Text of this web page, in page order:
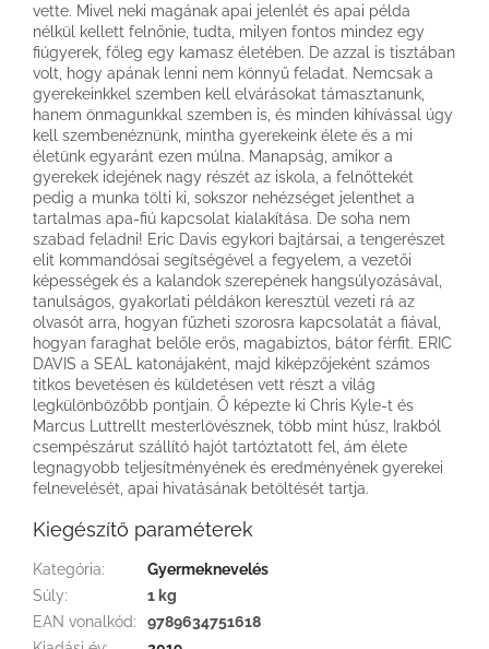
vette. Mivel neki magának apai jelenlét és apai példa
nélkül kellett felnőnie, tudta, milyen fontos mindez egy
fiúgyerek, főleg egy kamasz életében. De azzal is tisztában
volt, hogy apának lenni nem könnyű feladat. Nemcsak a
gyerekeinkkel szemben kell elvárásokat támasztanunk,
hanem önmagunkkal szemben is, és minden kihívással úgy
kell szembenéznünk, mintha gyerekeink élete és a mi
életünk egyaránt ezen múlna. Manapság, amikor a
gyerekek idejének nagy részét az iskola, a felnőttekét
pedig a munka tölti ki, sokszor nehézséget jelenthet a
tartalmas apa-fiú kapcsolat kialakítása. De soha nem
szabad feladni! Eric Davis egykori bajtársai, a tengerészet
elit kommandósai segítségével a fegyelem, a vezetői
képességek és a kalandok szerepének hangsúlyozásával,
tanulságos, gyakorlati példákon keresztül vezeti rá az
olvasót arra, hogyan fűzheti szorosra kapcsolatát a fiával,
hogyan faraghat belőle erős, magabiztos, bátor férfit. ERIC
DAVIS a SEAL katonájaként, majd kiképzőjeként számos
titkos bevetésen és küldetésen vett részt a világ
legkülönbözőbb pontjain. Ő képezte ki Chris Kyle-t és
Marcus Luttrellt mesterlövésznek, több mint húsz, Irakból
csempészárut szállító hajót tartóztatott fel, ám élete
legnagyobb teljesítményének és eredményének gyerekei
felnevelését, apai hivatásának betöltését tartja.
Kiegészítő paraméterek
Kategória:
Gyermeknevelés
Súly:
1 kg
EAN vonalkód:
9789634751618